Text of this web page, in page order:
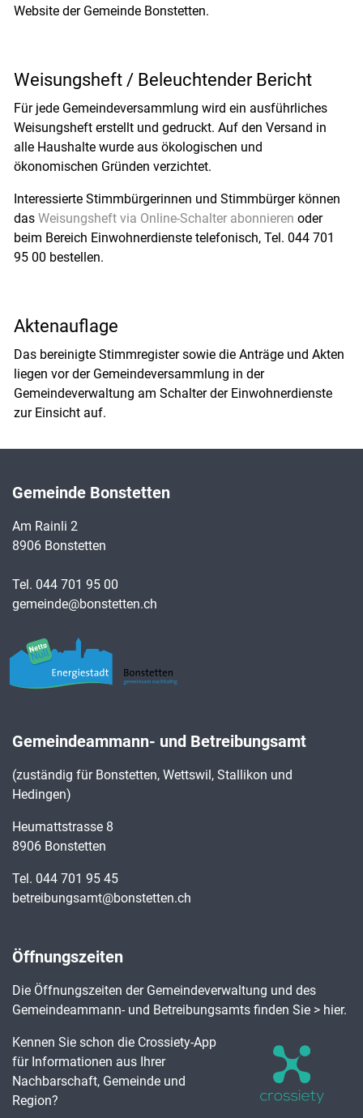
Website der Gemeinde Bonstetten.
Weisungsheft / Beleuchtender Bericht
Für jede Gemeindeversammlung wird ein ausführliches
Weisungsheft erstellt und gedruckt. Auf den Versand in
alle Haushalte wurde aus ökologischen und
ökonomischen Gründen verzichtet.
Interessierte Stimmbürgerinnen und Stimmbürger können
das Weisungsheft via Online-Schalter abonnieren oder
beim Bereich Einwohnerdienste telefonisch, Tel. 044 701
95 00 bestellen.
Aktenauflage
Das bereinigte Stimmregister sowie die Anträge und Akten
liegen vor der Gemeindeversammlung in der
Gemeindeverwaltung am Schalter der Einwohnerdienste
zur Einsicht auf.
Gemeinde Bonstetten
Am Rainli 2
8906 Bonstetten
Tel. 044 701 95 00
gemeinde@bonstetten.ch
Gemeindeammann- und Betreibungsamt
(zuständig für Bonstetten, Wettswil, Stallikon und
Hedingen)
Heumattstrasse 8
8906 Bonstetten
Tel. 044 701 95 45
betreibungsamt@bonstetten.ch
Öffnungszeiten
Die Öffnungszeiten der Gemeindeverwaltung und des
Gemeindeammann- und Betreibungsamts finden Sie > hier.
Kennen Sie schon die Crossiety-App
für Informationen aus Ihrer
Nachbarschaft, Gemeinde und
Region?